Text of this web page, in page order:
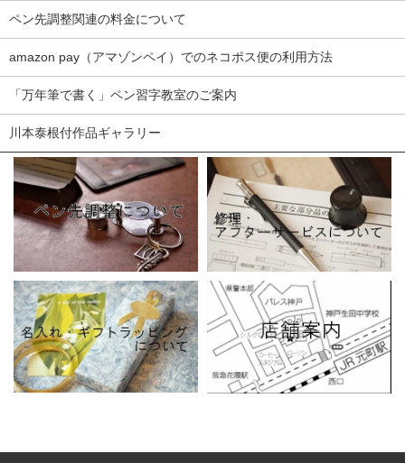
ペン先調整関連の料金について
amazon pay（アマゾンペイ）でのネコポス便の利用方法
「万年筆で書く」ペン習字教室のご案内
川本泰根付作品ギャラリー